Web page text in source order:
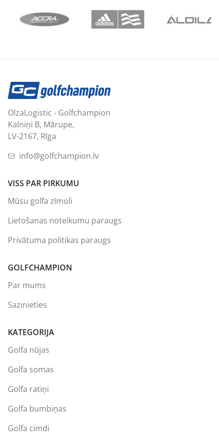
OlzaLogistic - Golfchampion
Kalniņi B, Mārupe,
LV-2167, Rīga
info@golfchampion.lv
VISS PAR PIRKUMU
Mūsu golfa zīmoli
Lietošanas noteikumu paraugs
Privātuma politikas paraugs
GOLFCHAMPION
Par mums
Sazinieties
KATEGORIJA
Golfa nūjas
Golfa somas
Golfa ratiņi
Golfa bumbiņas
Golfa cimdi